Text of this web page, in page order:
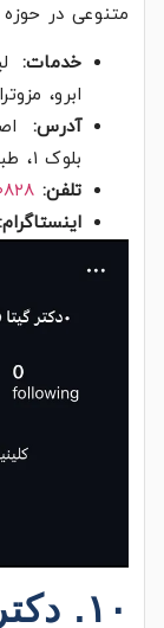
متنوعی در حوزه
خدمات:
ابرو،
آدرس:
بلوک ۱، طبقه سوم، کلینیک صدف
تلفن:
اینستاگرام:
۱۰. دکتر اکبر قلمکاری